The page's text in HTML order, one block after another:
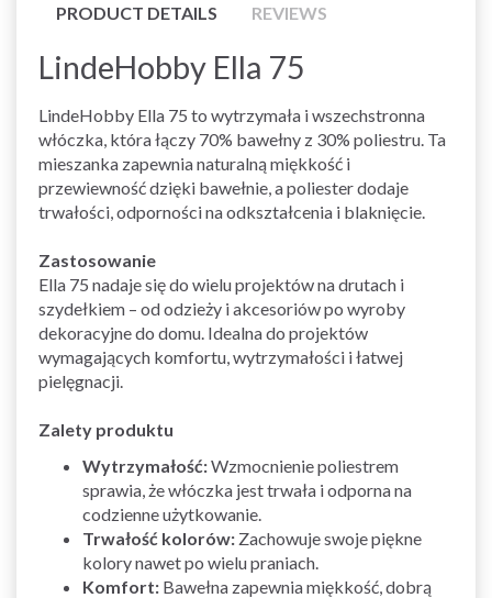
PRODUCT DETAILS REVIEWS
LindeHobby Ella 75
LindeHobby Ella 75 to wytrzymała i wszechstronna
włóczka, która łączy 70% bawełny z 30% poliestru. Ta
mieszanka zapewnia naturalną miękkość i
przewiewność dzięki bawełnie, a poliester dodaje
trwałości, odporności na odkształcenia i blaknięcie.
Zastosowanie
Ella 75 nadaje się do wielu projektów na drutach i
szydełkiem – od odzieży i akcesoriów po wyroby
dekoracyjne do domu. Idealna do projektów
wymagających komfortu, wytrzymałości i łatwej
pielęgnacji.
Zalety produktu
Wytrzymałość:Wzmocnienie poliestrem
sprawia, że włóczka jest trwała i odporna na
codzienne użytkowanie.
Trwałość kolorów: Zachowuje swoje piękne
kolory nawet po wielu praniach.
Komfort: Bawełna zapewnia miękkość, dobrą